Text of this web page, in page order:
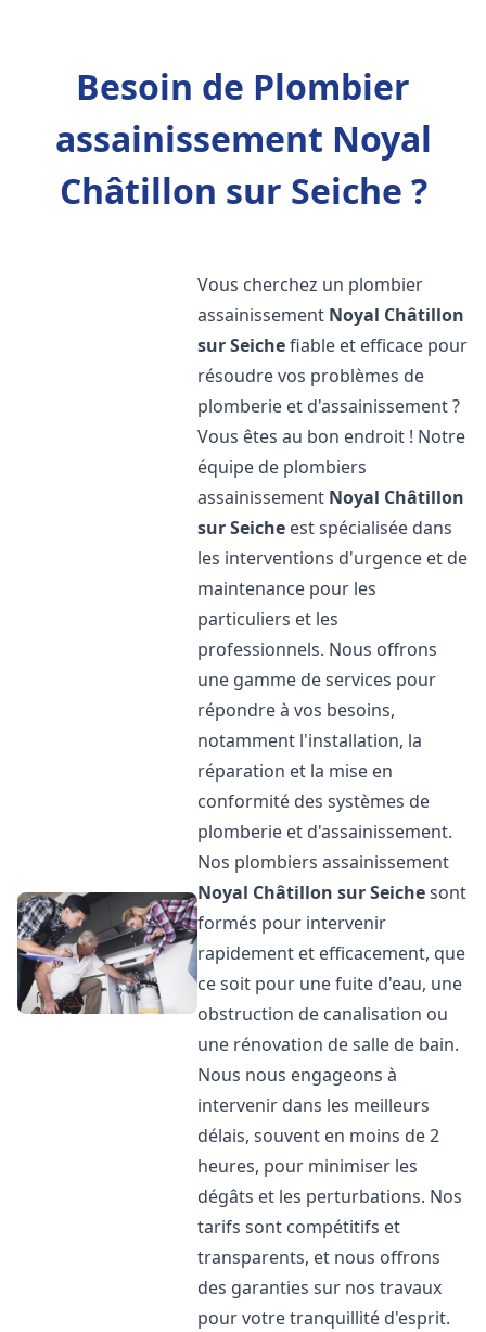
Besoin de Plombier
assainissement Noyal
Châtillon sur Seiche ?
Vous cherchez un plombier
assainissement Noyal Châtillon
sur Seichefiable et efficace pour
résoudre vos problèmes de
plomberie et d'assainissement ?
Vous êtes au bon endroit ! Notre
équipe de plombiers
assainissement Noyal Châtillon
sur Seiche est spécialisée dans
les interventions d'urgence et de
maintenance pour les
particuliers et les
professionnels. Nous offrons
une gamme de services pour
répondre à vos besoins,
notamment l'installation, la
réparation et la mise en
conformité des systèmes de
plomberie et d'assainissement.
Nos plombiers assainissement
Noyal Châtillon sur Seichesont
formés pour intervenir
rapidement et efficacement, que
ce soit pour une fuite d'eau, une
obstruction de canalisation ou
une rénovation de salle de bain.
Nous nous engageons à
intervenir dans les meilleurs
délais, souvent en moins de 2
heures, pour minimiser les
dégâts et les perturbations. Nos
tarifs sont compétitifs et
transparents, et nous offrons
des garanties sur nos travaux
pour votre tranquillité d'esprit.